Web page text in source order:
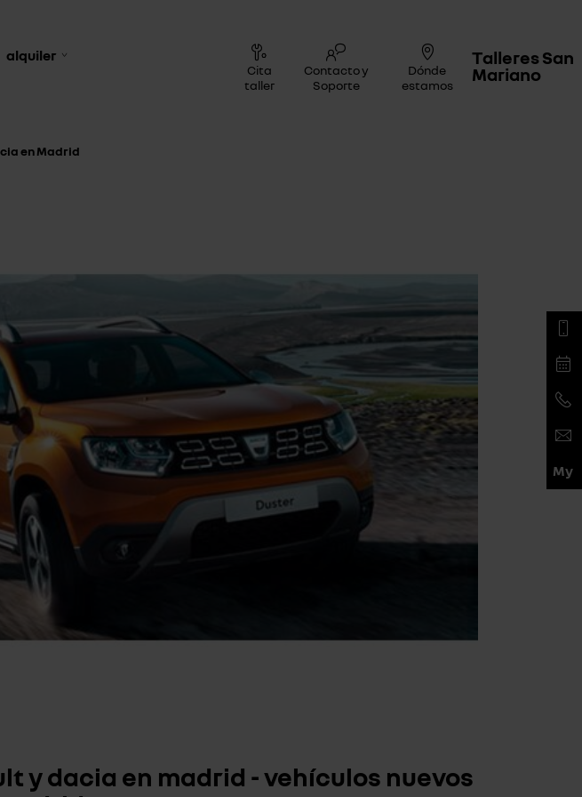
alquiler
Cita
taller
Contacto y
Soporte
Dónde
estamos
Talleres San
Mariano
en Madrid
y dacia en madrid - vehículos nuevos